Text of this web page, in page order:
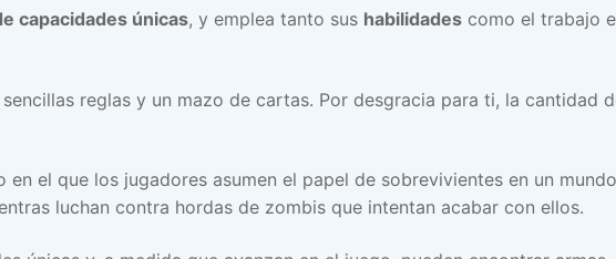
capacidades únicas, y emplea tanto sus habilidades como el trabajo
reglas y un mazo de cartas. Por desgracia para ti, la cantidad
el que los jugadores asumen el papel de sobrevivientes en un
luchan contra hordas de zombis que intentan acabar con ellos.